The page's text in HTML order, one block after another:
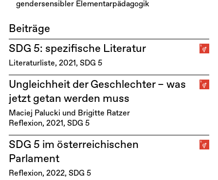
gendersensibler Elementarpädagogik
Beiträge
SDG 5: spezifische Literatur
Literaturliste 2021 SDG 5
Ungleichheit der Geschlechter – was
jetzt getan werden muss
Maciej Palucki und Brigitte Ratzer
Reflexion 2021 SDG 5
SDG 5 im österreichischen
Parlament
Reflexion 2022 SDG 5